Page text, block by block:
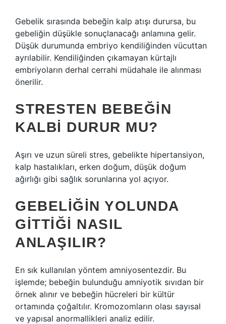
Gebelik sırasında bebeğin kalp atışı durursa, bu
gebeliğin düşükle sonuçlanacağı anlamına gelir.
Düşük durumunda embriyo kendiliğinden vücuttan
ayrılabilir. Kendiliğinden çıkamayan kürtajlı
embriyoların derhal cerrahi müdahale ile alınması
önerilir.
STRESTEN BEBEĞIN
KALBI DURUR MU?
Aşırı ve uzun süreli stres, gebelikte hipertansiyon,
kalp hastalıkları, erken doğum, düşük doğum
ağırlığı gibi sağlık sorunlarına yol açıyor.
GEBELIĞIN YOLUNDA
GITTIĞI NASIL
ANLAŞILIR?
En sık kullanılan yöntem amniyosentezdir. Bu
işlemde; bebeğin bulunduğu amniyotik sıvıdan bir
örnek alınır ve bebeğin hücreleri bir kültür
ortamında çoğaltılır. Kromozomların olası sayısal
ve yapısal anormallikleri analiz edilir.